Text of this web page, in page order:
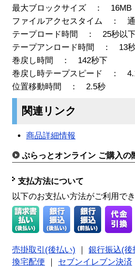
最大ブロックサイズ ： 16MB
ファイルアクセスタイム ： 通
テープロード時間 ： 25秒以
テープアンロード時間 ： 13
巻戻し時間 ： 142秒下
巻戻し時テープスピード ：
位置移動時間 ： 2.5秒
関連リンク
商品詳細情報
ぷらっとオンライン ご購入の
支払方法について
以下のお支払い方法がご利用で
売掛取引(後払い)
銀行振込(後
換宅配便
セブンイレブン決済